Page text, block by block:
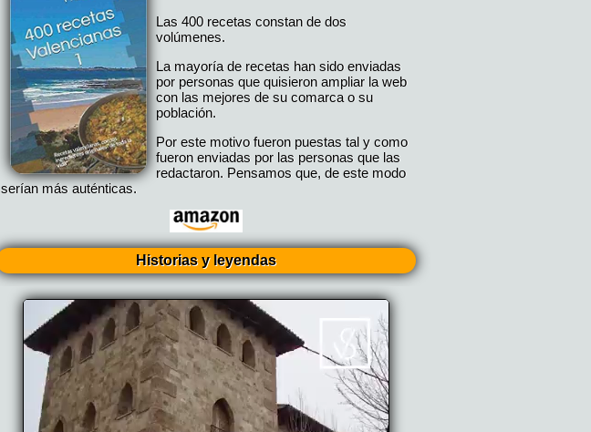
Las 400 recetas constan de dos
volúmenes.
La mayoría de recetas han sido enviadas
por personas que quisieron ampliar la web
con las mejores de su comarca o su
población.
Por este motivo fueron puestas tal y como
fueron enviadas por las personas que las
redactaron. Pensamos que, de este modo
serían más auténticas.
Historias y leyendas